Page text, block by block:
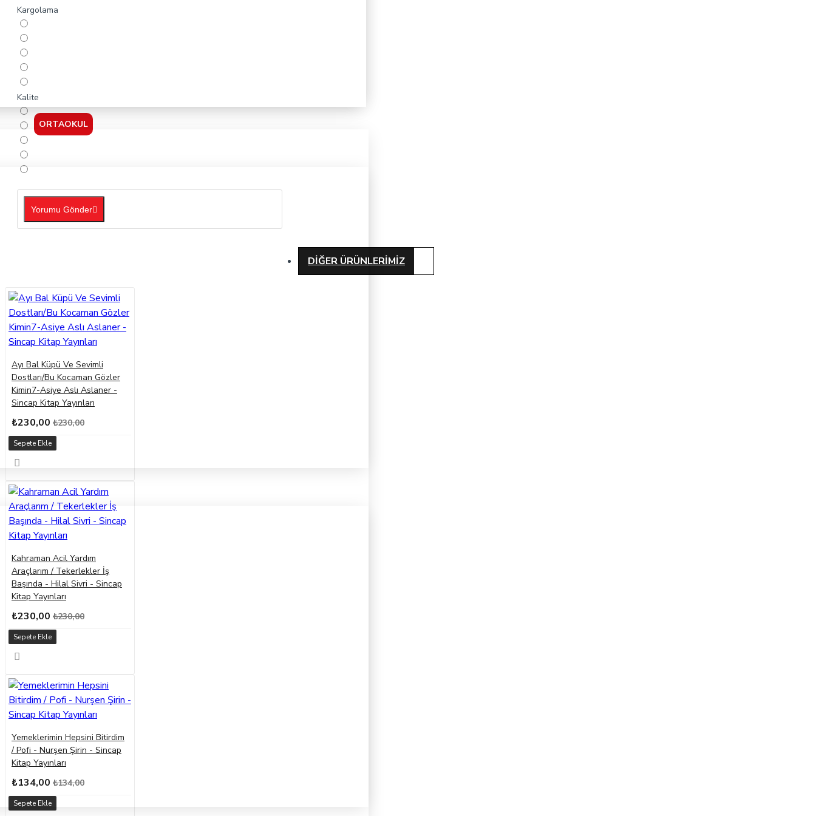
ORTAOKUL
Kargolama
Kalite
Yorumu Gönder
DIĞER ÜRÜNLERIMIZ
Ayı Bal Küpü Ve Sevimli
Dostları/Bu Kocaman Gözler
Kimin7-Asiye Aslı Aslaner -
Sincap Kitap Yayınları
₺230,00 ₺230,00
Sepete Ekle
Kahraman Acil Yardım
Araçlarım / Tekerlekler İş
Başında - Hilal Sivri - Sincap
Kitap Yayınları
₺230,00 ₺230,00
Sepete Ekle
Yemeklerimin Hepsini Bitirdim
/ Pofi - Nurşen Şirin - Sincap
Kitap Yayınları
₺134,00 ₺134,00
Sepete Ekle